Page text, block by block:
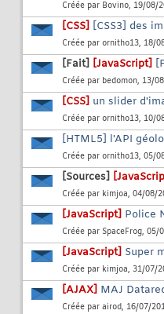
Créée par Bovino, 19/08/
[CSS] [CSS3] des
Créée par ornitho13, 18/
[Fait] [JavaScript]
Créée par bedomon, 13/
[CSS] un slider
Créée par ornitho13, 10/
[HTML5] l'API
Créée par ornitho13, 05/
[Sources]
Créée par kimjoa, 04/08/
[JavaScript] Police
Créée par SpaceFrog, 05/
[JavaScript] Super
Créée par kimjoa, 31/07/
[AJAX] MAJ
Créée par airod, 16/07/